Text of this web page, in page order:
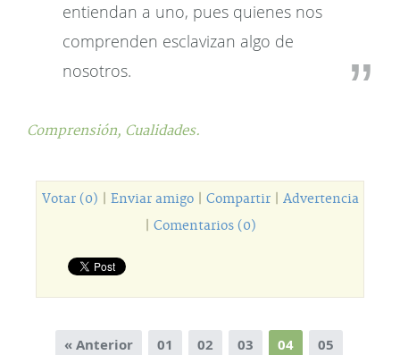
entiendan a uno, pues quienes nos
comprenden esclavizan algo de
nosotros.
Comprensión, Cualidades.
Votar (0) Enviar amigo| Compartir| Advertencia
Comentarios (0)
« Anterior 01 02 03 04
05